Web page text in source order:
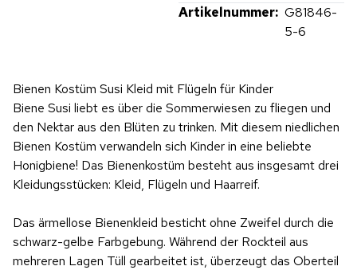
Artikelnummer: G81846-
5-6
Bienen Kostüm Susi Kleid mit Flügeln für Kinder
Biene Susi liebt es über die Sommerwiesen zu fliegen und
den Nektar aus den Blüten zu trinken. Mit diesem niedlichen
Bienen Kostüm verwandeln sich Kinder in eine beliebte
Honigbiene! Das Bienenkostüm besteht aus insgesamt drei
Kleidungsstücken: Kleid, Flügeln und Haarreif.
Das ärmellose Bienenkleid besticht ohne Zweifel durch die
schwarz-gelbe Farbgebung. Während der Rockteil aus
mehreren Lagen Tüll gearbeitet ist, überzeugt das Oberteil